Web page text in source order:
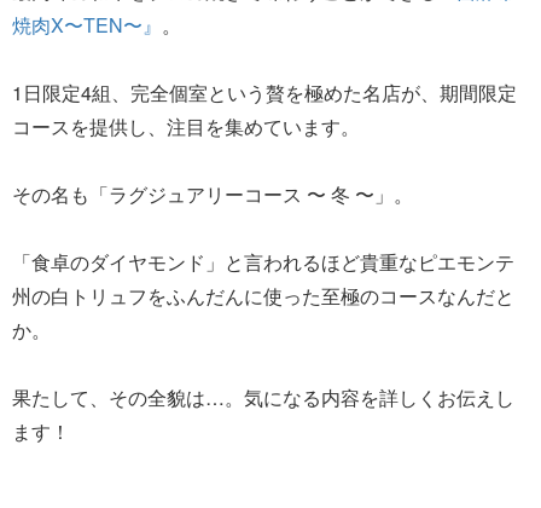
焼肉X〜TEN〜』 。
1日限定4組、完全個室という贅を極めた名店が、期間限定
コースを提供し、注目を集めています。
その名も「ラグジュアリーコース 〜 冬 〜」。
「食卓のダイヤモンド」と言われるほど貴重なピエモンテ
州の白トリュフをふんだんに使った至極のコースなんだと
か。
果たして、その全貌は…。気になる内容を詳しくお伝えし
ます！